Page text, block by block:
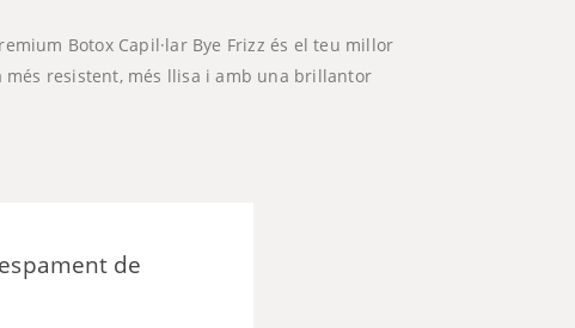
Botox Capil·lar Bye Frizz és el teu millor
resistent, més llisa i amb una brillantor
de